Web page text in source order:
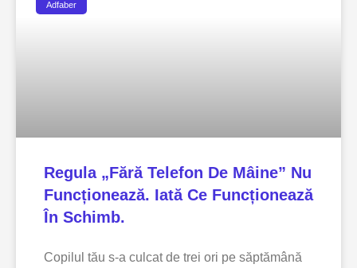
Adfaber
Regula „fără Telefon De Mâine” Nu
Funcționează. Iată Ce Funcționează
În Schimb.
Copilul tău s-a culcat de trei ori pe săptămână